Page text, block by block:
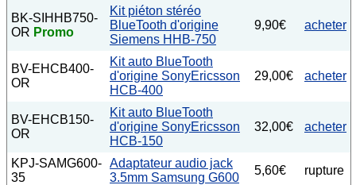
BK-SIHHB750-
OR Promo
Kit piéton stéréo
BlueTooth d'origine
Siemens HHB-750
9,90€ acheter
BV-EHCB400-
OR
Kit auto BlueTooth
d'origine SonyEricsson
HCB-400
29,00€ acheter
BV-EHCB150-
OR
Kit auto BlueTooth
d'origine SonyEricsson
HCB-150
32,00€ acheter
KPJ-SAMG600-
35
Adaptateur audio jack
3.5mm Samsung G600
5,60€ rupture